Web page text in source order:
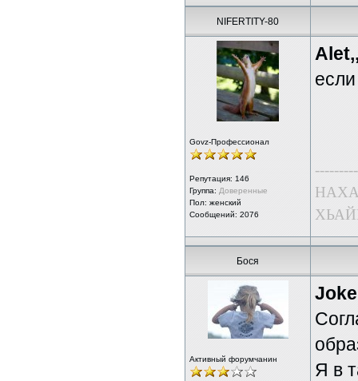
NIFERTITY-80
Govz-Профессионал
Репутация: 146
Группа: Доверенные
Пол: женский
Сообщений: 2076
Бося
Активный форумчанин
Я в